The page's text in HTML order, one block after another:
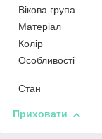
Вікова група
Матеріал
Колір
Особливості
Стан
Приховати